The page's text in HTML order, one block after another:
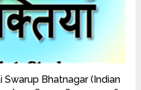
Swarup Bhatnagar (Indian